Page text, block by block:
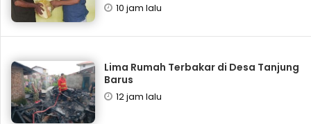
10 jam lalu
Lima Rumah Terbakar di Desa Tanjung
Barus
12 jam lalu